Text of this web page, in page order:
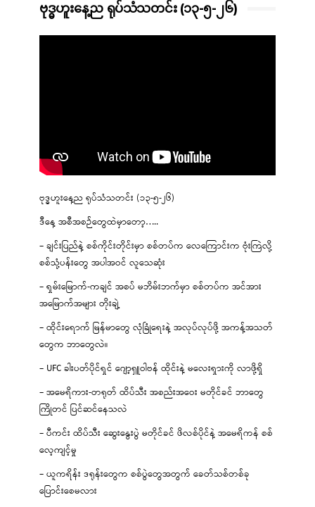
ဗုဒ္ဓဟူးနေ့ည ရုပ်သံသတင်း (၁၃-၅-၂၆)
ဗုဒ္ဓဟူးနေ့ည ရုပ်သံသတင်း (၁၃-၅-၂၆)
ဒီနေ့ အစီအစဉ်တွေထဲမှာတော့…..
– ချင်းပြည်နဲ့ စစ်ကိုင်းတိုင်းမှာ စစ်တပ်က လေကြောင်းက ဗုံးကြဲလို့
စစ်သုံ့ပန်းတွေ အပါအဝင် လူသေဆုံး
– ရှမ်းမြောက်-ကချင် အစပ် မဘိမ်းဘက်မှာ စစ်တပ်က အင်အား
အမြောက်အများ တိုးချဲ့
– ထိုင်းရောက် မြန်မာတွေ လုံခြုံရေးနဲ့ အလုပ်လုပ်ဖို့ အကန့်အသတ်
တွေက ဘာတွေလဲ။
– UFC ခါးပတ်ပိုင်ရှင် ဂျော့ရှူဝါဗန် ထိုင်းနဲ့ မလေးရှားကို လာဖို့ရှိ
– အမေရိကား-တရုတ် ထိပ်သီး အစည်းအဝေး မတိုင်ခင် ဘာတွေ
ကြိုတင် ပြင်ဆင်နေသလဲ
– ပီကင်း ထိပ်သီး ဆွေးနွေးပွဲ မတိုင်ခင် ဖိလစ်ပိုင်နဲ့ အမေရိကန် စစ်
လေ့ကျင့်မှု
– ယူကရိန်း ဒရုန်းတွေက စစ်ပွဲတွေအတွက် ခေတ်သစ်တစ်ခု
ပြောင်းစေမလား